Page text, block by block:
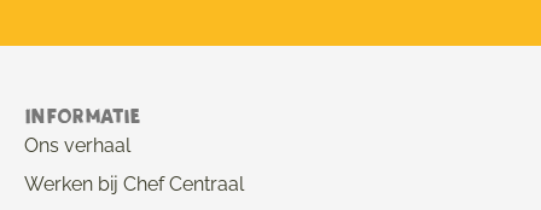
Informatie
Ons verhaal
Werken bij Chef Centraal